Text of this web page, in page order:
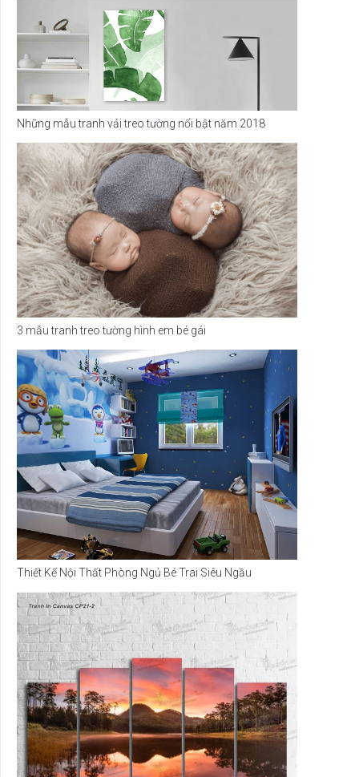
Những mẫu tranh vải treo tường nổi bật năm 2018
3 mẫu tranh treo tường hình em bé gái
Thiết Kế Nội Thất Phòng Ngủ Bé Trai Siêu Ngầu